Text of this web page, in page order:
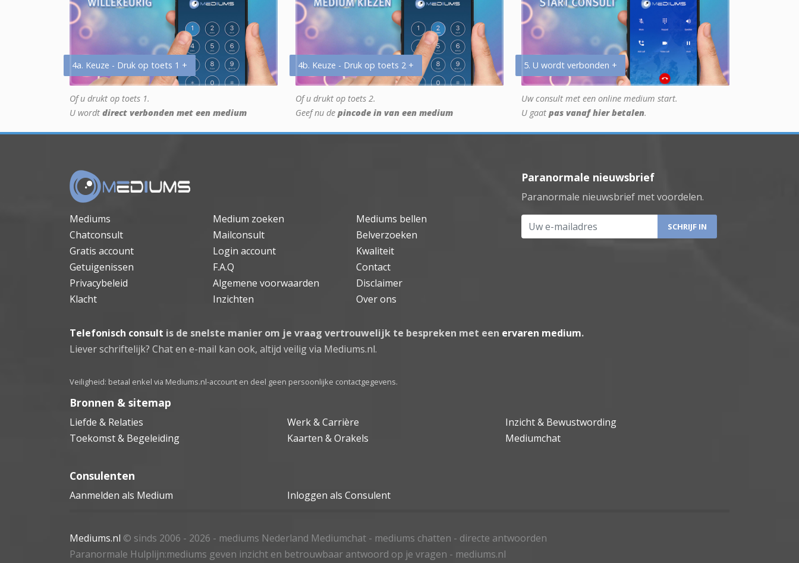
4a. Keuze - Druk op toets 1 +
Of u drukt op toets 1.
U wordt direct verbonden met een medium
4b. Keuze - Druk op toets 2 +
Of u drukt op toets 2.
Geef nu de pincode in van een medium
5. U wordt verbonden +
Uw consult met een online medium start.
U gaat pas vanaf hier betalen.
Mediums Medium zoeken
Mediums bellen
Chatconsult
Mailconsult
Belverzoeken
Gratis account
Login account
Kwaliteit
Getuigenissen
F.A.Q
Contact
Privacybeleid
Algemene voorwaarden
Disclaimer
Klacht
Inzichten Over ons
Paranormale nieuwsbrief
Paranormale nieuwsbrief met voordelen.
Uw e-mailadres
Telefonisch consult is de snelste manier om je vraag vertrouwelijk te bespreken met een ervaren medium.
Liever schriftelijk? Chat en e-mail kan ook, altijd veilig via Mediums.nl.
Veiligheid: betaal enkel via Mediums.nl-account en deel geen persoonlijke contactgegevens.
Bronnen & sitemap
Liefde & Relaties Werk & Carrière
Inzicht & Bewustwording
Toekomst & Begeleiding
Kaarten & Orakels Mediumchat
Consulenten
Aanmelden als Medium Inloggen als Consulent
Mediums.nl © sinds 2006 - 2026 - mediums Nederland Mediumchat - mediums chatten - directe antwoorden
Paranormale Hulplijn:mediums geven inzicht en betrouwbaar antwoord op je vragen - mediums.nl